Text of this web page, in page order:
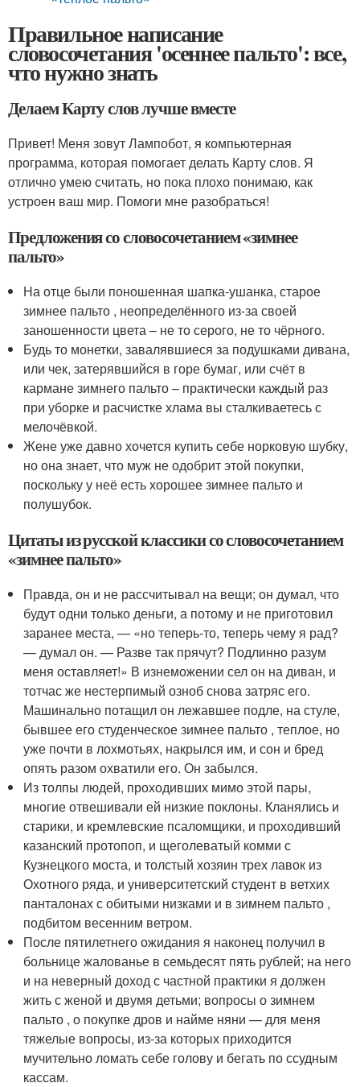
Правильное написание
словосочетания 'осеннее пальто': все,
что нужно знать
Делаем Карту слов лучше вместе
Привет! Меня зовут Лампобот, я компьютерная
программа, которая помогает делать Карту слов. Я
отлично умею считать, но пока плохо понимаю, как
устроен ваш мир. Помоги мне разобраться!
Предложения со словосочетанием «зимнее
пальто»
На отце были поношенная шапка-ушанка, старое
зимнее пальто , неопределённого из-за своей
заношенности цвета – не то серого, не то чёрного.
Будь то монетки, завалявшиеся за подушками дивана,
или чек, затерявшийся в горе бумаг, или счёт в
кармане зимнего пальто – практически каждый раз
при уборке и расчистке хлама вы сталкиваетесь с
мелочёвкой.
Жене уже давно хочется купить себе норковую шубку,
но она знает, что муж не одобрит этой покупки,
поскольку у неё есть хорошее зимнее пальто и
полушубок.
Цитаты из русской классики со словосочетанием
«зимнее пальто»
Правда, он и не рассчитывал на вещи; он думал, что
будут одни только деньги, а потому и не приготовил
заранее места, — «но теперь-то, теперь чему я рад?
— думал он. — Разве так прячут? Подлинно разум
меня оставляет!» В изнеможении сел он на диван, и
тотчас же нестерпимый озноб снова затряс его.
Машинально потащил он лежавшее подле, на стуле,
бывшее его студенческое зимнее пальто , теплое, но
уже почти в лохмотьях, накрылся им, и сон и бред
опять разом охватили его. Он забылся.
Из толпы людей, проходивших мимо этой пары,
многие отвешивали ей низкие поклоны. Кланялись и
старики, и кремлевские псаломщики, и проходивший
казанский протопоп, и щеголеватый комми с
Кузнецкого моста, и толстый хозяин трех лавок из
Охотного ряда, и университетский студент в ветхих
панталонах с обитыми низками и в зимнем пальто ,
подбитом весенним ветром.
После пятилетнего ожидания я наконец получил в
больнице жалованье в семьдесят пять рублей; на него
и на неверный доход с частной практики я должен
жить с женой и двумя детьми; вопросы о зимнем
пальто , о покупке дров и найме няни — для меня
тяжелые вопросы, из-за которых приходится
мучительно ломать себе голову и бегать по ссудным
кассам.